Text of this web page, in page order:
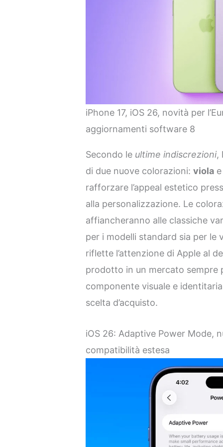
iPhone 17, iOS 26, novità per
aggiornamenti software 8
Secondo le ultime indiscrezioni,
di due nuove colorazioni:viola
rafforzare l’appeal estetico
alla personalizzazione. Le
affiancheranno alle classiche
per i modelli standard sia per le
riflette l’attenzione di Apple al
prodotto in un mercato sempre
componente visuale e
scelta d’acquisto.
iOS 26: Adaptive Power Mode,
compatibilità estesa